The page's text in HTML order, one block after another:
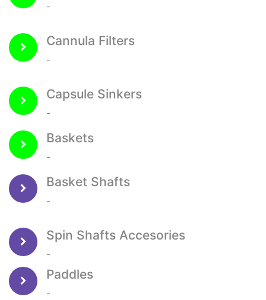
-
Cannula Filters
-
Capsule Sinkers
-
Baskets
-
Basket Shafts
-
Spin Shafts Accesories
-
Paddles
-